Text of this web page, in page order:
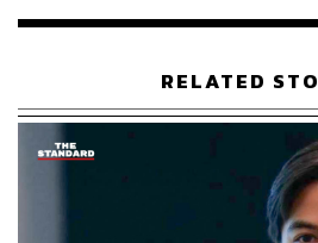
สกลธี ภัททิยกุล
เลือกตั้งผู้ว่าฯ
สมาชิกสภากรุงเทพมหานคร (ส.
RELATED